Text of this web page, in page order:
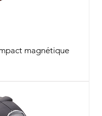
magnétique